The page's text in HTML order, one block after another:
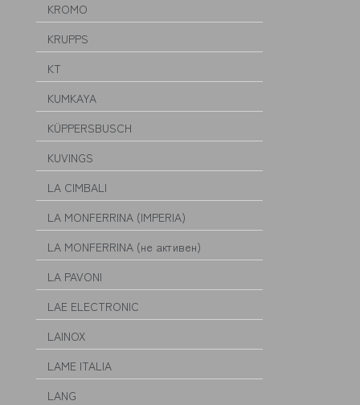
KROMO
KRUPPS
KT
KUMKAYA
KÜPPERSBUSCH
KUVINGS
LA CIMBALI
LA MONFERRINA (IMPERIA)
LA MONFERRINA (не активен)
LA PAVONI
LAE ELECTRONIC
LAINOX
LAME ITALIA
LANG